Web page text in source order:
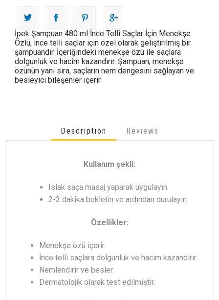
İpek Şampuan 480 ml İnce Telli Saçlar İçin Menekşe
Özlü, ince telli saçlar için özel olarak geliştirilmiş bir
şampuandır. İçeriğindeki menekşe özü ile saçlara
dolgunluk ve hacim kazandırır. Şampuan, menekşe
özünün yanı sıra, saçların nem dengesini sağlayan ve
besleyici bileşenler içerir.
Description Reviews
Kullanım şekli:
Islak saça masaj yaparak uygulayın.
2-3 dakika bekletin ve ardından durulayın.
Özellikler:
Menekşe özü içerir.
İnce telli saçlara dolgunluk ve hacim kazandırır.
Nemlendirir ve besler.
Dermatolojik olarak test edilmiştir.